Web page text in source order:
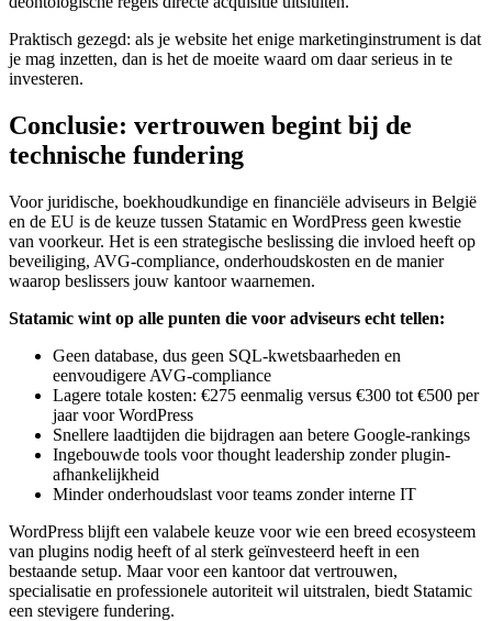
Praktisch gezegd: als je website het enige marketinginstrument is dat
je mag inzetten, dan is het de moeite waard om daar serieus in te
investeren.
Conclusie: vertrouwen begint bij de
technische fundering
Voor juridische, boekhoudkundige en financiële adviseurs in België
en de EU is de keuze tussen Statamic en WordPress geen kwestie
van voorkeur. Het is een strategische beslissing die invloed heeft op
beveiliging, AVG-compliance, onderhoudskosten en de manier
waarop beslissers jouw kantoor waarnemen.
Statamic wint op alle punten die voor adviseurs echt tellen:
Geen database, dus geen SQL-kwetsbaarheden en
eenvoudigere AVG-compliance
Lagere totale kosten: €275 eenmalig versus €300 tot €500 per
jaar voor WordPress
Snellere laadtijden die bijdragen aan betere Google-rankings
Ingebouwde tools voor thought leadership zonder plugin-
afhankelijkheid
Minder onderhoudslast voor teams zonder interne IT
WordPress blijft een valabele keuze voor wie een breed ecosysteem
van plugins nodig heeft of al sterk geïnvesteerd heeft in een
bestaande setup. Maar voor een kantoor dat vertrouwen,
specialisatie en professionele autoriteit wil uitstralen, biedt Statamic
een stevigere fundering.